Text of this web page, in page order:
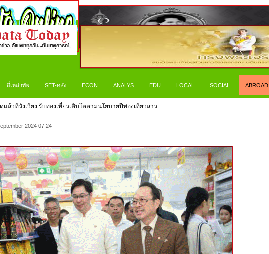
สี่เหล่าทัพ SET-คลัง ECON ANALYS EDU LOCAL SOCIAL ABROAD
ดแล้วที่วังเวียง รับท่องเที่ยวเติบโตตามนโยบายปีท่องเที่ยวลาว
2024 07:24